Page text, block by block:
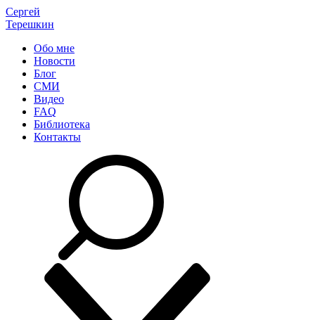
Сергей
Терешкин
Обо мне
Новости
Блог
СМИ
Видео
FAQ
Библиотека
Контакты